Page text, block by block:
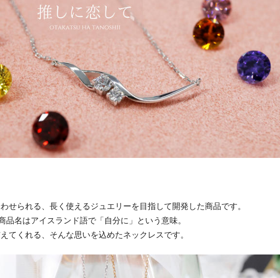
せられる、長く使えるジュエリーを目指して開発した商品です。
品名はアイスランド語で「自分に」という意味。
てくれる、そんな思いを込めたネックレスです。